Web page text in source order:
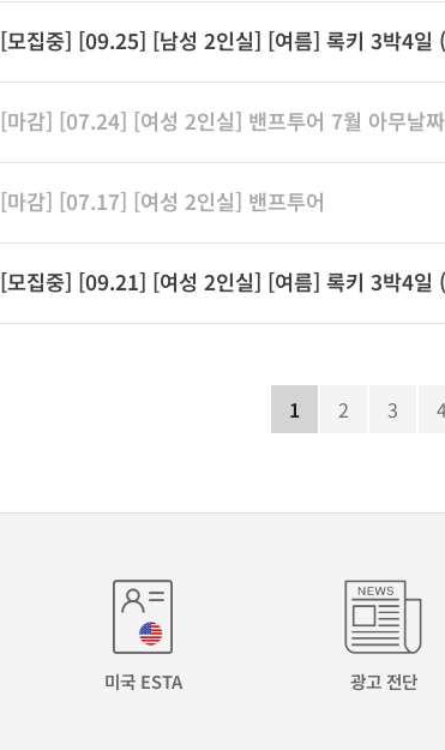
[모집중] [09.25] [남성 2인실] [여름] 록키 3박4일
[마감] [07.24] [여성 2인실] 밴프투어 7월 아무날
[마감] [07.17] [여성 2인실] 밴프투어
[모집중] [09.21] [여성 2인실] [여름] 록키 3박4일
1 2 3
미국 ESTA 광고 전단